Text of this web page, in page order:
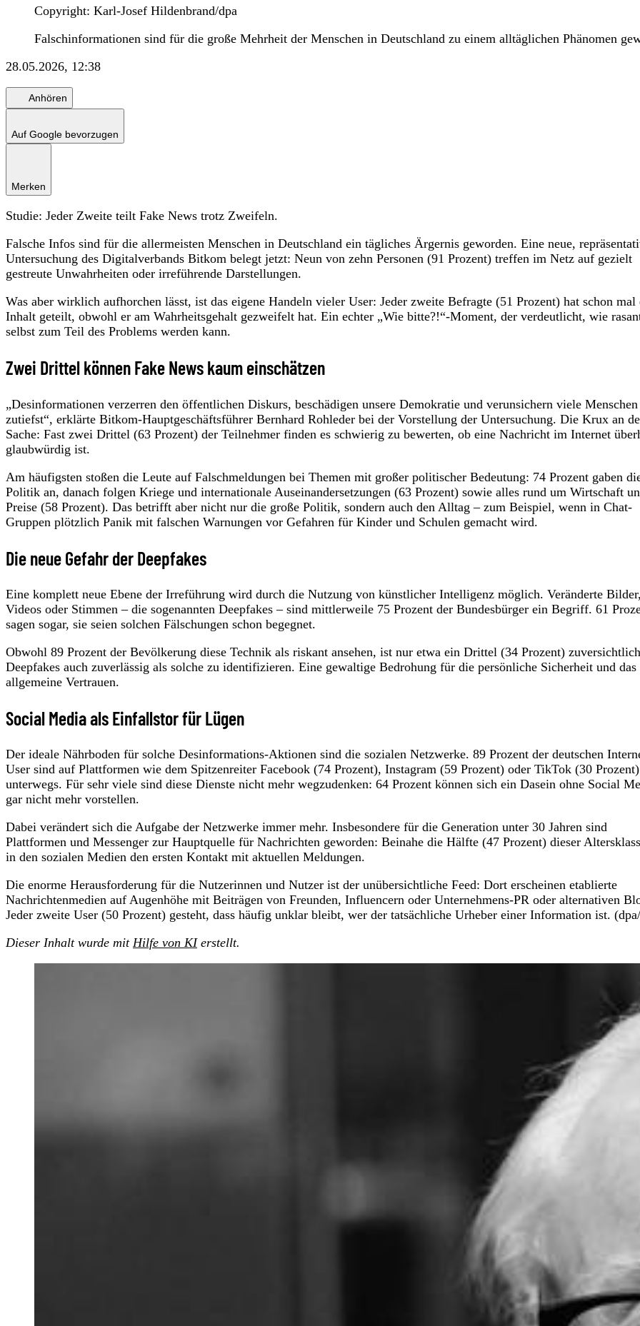
Copyright: Karl-Josef Hildenbrand/dpa
Falschinformationen sind für die große Mehrheit der Menschen in Deutschland zu einem alltäglichen Phänomen
28.05.2026, 12:38
Anhören
Auf Google bevorzugen
Merken
Studie: Jeder Zweite teilt Fake News trotz Zweifeln.
Falsche Infos sind für die allermeisten Menschen in Deutschland ein tägliches Ärgernis geworden. Eine neue,
Untersuchung des Digitalverbands Bitkom belegt jetzt: Neun von zehn Personen (91 Prozent) treffen im Netz auf gezielt
gestreute Unwahrheiten oder irreführende Darstellungen.
Was aber wirklich aufhorchen lässt, ist das eigene Handeln vieler User: Jeder zweite Befragte (51 Prozent) hat schon mal
Inhalt geteilt, obwohl er am Wahrheitsgehalt gezweifelt hat. Ein echter „Wie bitte?!“-Moment, der verdeutlicht, wie
selbst zum Teil des Problems werden kann.
Zwei Drittel können Fake News kaum einschätzen
„Desinformationen verzerren den öffentlichen Diskurs, beschädigen unsere Demokratie und verunsichern viele Menschen
zutiefst“, erklärte Bitkom-Hauptgeschäftsführer Bernhard Rohleder bei der Vorstellung der Untersuchung. Die Krux an
Sache: Fast zwei Drittel (63 Prozent) der Teilnehmer finden es schwierig zu bewerten, ob eine Nachricht im Internet
glaubwürdig ist.
Am häufigsten stoßen die Leute auf Falschmeldungen bei Themen mit großer politischer Bedeutung: 74 Prozent gaben
Politik an, danach folgen Kriege und internationale Auseinandersetzungen (63 Prozent) sowie alles rund um Wirtschaft
Preise (58 Prozent). Das betrifft aber nicht nur die große Politik, sondern auch den Alltag – zum Beispiel, wenn in Chat-
Gruppen plötzlich Panik mit falschen Warnungen vor Gefahren für Kinder und Schulen gemacht wird.
Die neue Gefahr der Deepfakes
Eine komplett neue Ebene der Irreführung wird durch die Nutzung von künstlicher Intelligenz möglich. Veränderte Bilder,
Videos oder Stimmen – die sogenannten Deepfakes – sind mittlerweile 75 Prozent der Bundesbürger ein Begriff. 61
sagen sogar, sie seien solchen Fälschungen schon begegnet.
Obwohl 89 Prozent der Bevölkerung diese Technik als riskant ansehen, ist nur etwa ein Drittel (34 Prozent)
Deepfakes auch zuverlässig als solche zu identifizieren. Eine gewaltige Bedrohung für die persönliche Sicherheit und das
allgemeine Vertrauen.
Social Media als Einfallstor für Lügen
Der ideale Nährboden für solche Desinformations-Aktionen sind die sozialen Netzwerke. 89 Prozent der deutschen
User sind auf Plattformen wie dem Spitzenreiter Facebook (74 Prozent), Instagram (59 Prozent) oder TikTok (30 Prozent)
unterwegs. Für sehr viele sind diese Dienste nicht mehr wegzudenken: 64 Prozent können sich ein Dasein ohne Social
gar nicht mehr vorstellen.
Dabei verändert sich die Aufgabe der Netzwerke immer mehr. Insbesondere für die Generation unter 30 Jahren sind
Plattformen und Messenger zur Hauptquelle für Nachrichten geworden: Beinahe die Hälfte (47 Prozent) dieser
in den sozialen Medien den ersten Kontakt mit aktuellen Meldungen.
Die enorme Herausforderung für die Nutzerinnen und Nutzer ist der unübersichtliche Feed: Dort erscheinen etablierte
Nachrichtenmedien auf Augenhöhe mit Beiträgen von Freunden, Influencern oder Unternehmens-PR oder alternativen
Jeder zweite User (50 Prozent) gesteht, dass häufig unklar bleibt, wer der tatsächliche Urheber einer Information ist.
Dieser Inhalt wurde mit Hilfe von KIerstellt.